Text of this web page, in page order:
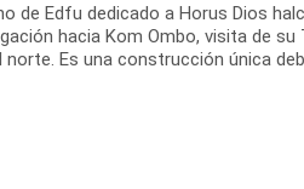
de Edfu dedicado a Horus Dios
hacia Kom Ombo, visita de
Es una construcción única